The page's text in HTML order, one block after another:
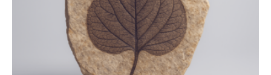
Saccharomyces cerevisiae entdeckt, der für die
Funktionsfähigkeit der Organellen entscheidend ist. Die
Studie wurde am 28. Oktober 2025 in der
Fachzeitschrift…